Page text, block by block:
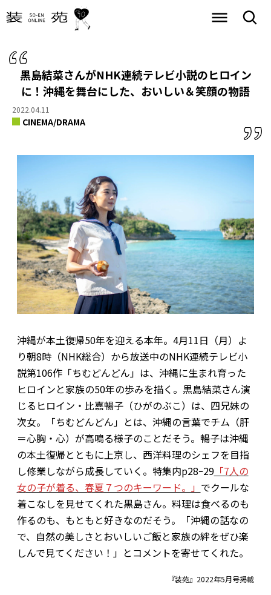
黒島結菜さんがNHK連続テレビ小説のヒロイン
に！ 沖縄を舞台にした、おいしい＆笑顔の物語
2022.04.11
CINEMA/DRAMA
沖縄が本土復帰50年を迎える本年。 4月11日（月）よ
り朝8時（NHK総合）から放送中のNHK連続テレビ小
説第106作「ちむどんどん」は、沖縄に生まれ育った
ヒロインと家族の50年の歩みを描く。黒島結菜さん演
じるヒロイン・比嘉暢子（ひがのぶこ）は、四兄妹の
次女。「ちむどんどん」とは、沖縄の言葉でチム（肝
＝心胸・心）が高鳴る様子のことだそう。暢子は沖縄
の本土復帰とともに上京し、西洋料理のシェフを目指
し修業しながら成長していく。特集内p28ｰ29「7人の
女の子が着る、春夏７つのキーワード。」 でクールな
着こなしを見せてくれた黒島さん。料理は食べるのも
作るのも、もともと好きなのだそう。「沖縄の話なの
で、自然の美しさとおいしいご飯と家族の絆をぜひ楽
しんで見てください！」とコメントを寄せてくれた。
『装苑』2022年5月号掲載